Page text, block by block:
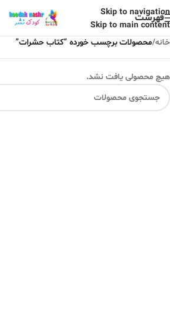
Skip to navigation
Skip to main content
فهرست
خانه/محصولات برچسب خورده “کتاب حشرات”
هیچ محصولی یافت نشد.